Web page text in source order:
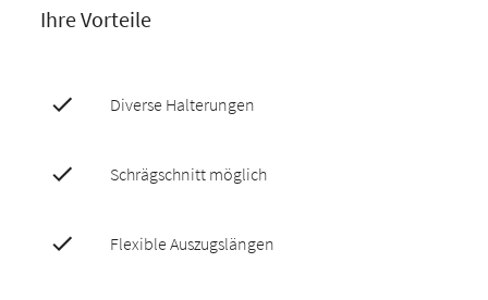
Ihre Vorteile
Diverse Halterungen
Schrägschnitt möglich
Flexible Auszugslängen